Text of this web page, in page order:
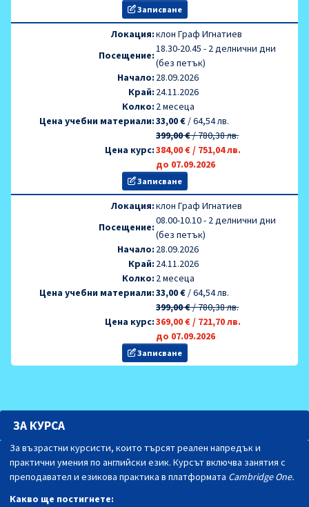
Записване
Локация:клон Граф Игнатиев
Посещение:
18.30-20.45 - 2 делнични дни
(без петък)
Начало: 28.09.2026
Край: 24.11.2026
Колко: 2 месеца
Цена учебни материали:33,00 € /64,54 лв.
Цена курс:
399,00 €/780,38 лв.
384,00 € / 751,04 лв.
до 07.09.2026
Записване
Локация:клон Граф Игнатиев
Посещение:
08.00-10.10 - 2 делнични дни
(без петък)
Начало: 28.09.2026
Край: 24.11.2026
Колко: 2 месеца
Цена учебни материали:33,00 € /64,54 лв.
Цена курс:
399,00 €/780,38 лв.
369,00 € / 721,70 лв.
до 07.09.2026
Записване
ЗА КУРСА
За възрастни курсисти, които търсят реален напредък и
практични умения по английски език. Курсът включва занятия с
преподавател и езикова практика в платформата Cambridge One.
Какво ще постигнете: